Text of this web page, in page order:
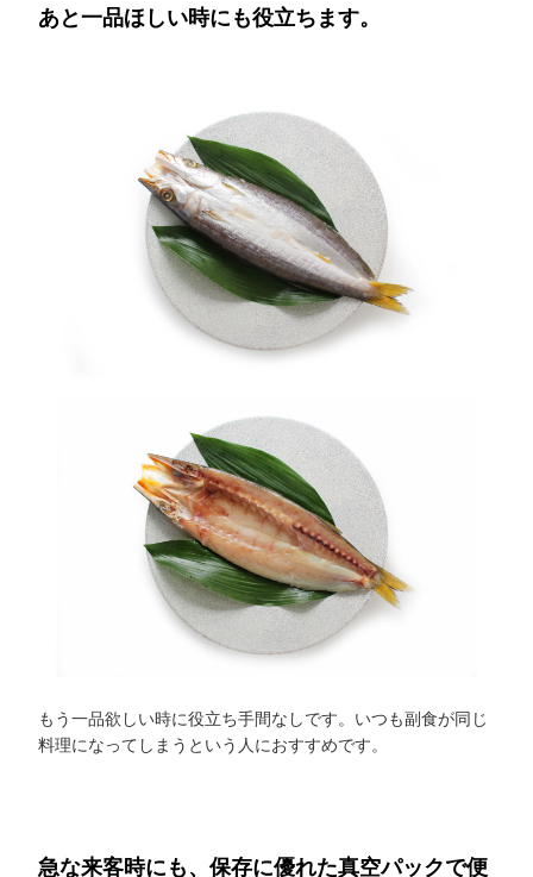
あと一品ほしい時にも役立ちます。
もう一品欲しい時に役立ち手間なしです。いつも副食が同じ
料理になってしまうという人におすすめです。
急な来客時にも、保存に優れた真空パックで便